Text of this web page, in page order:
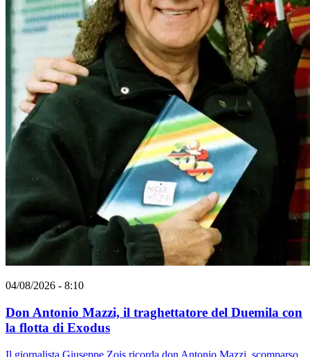
04/08/2026 - 8:10
Don Antonio Mazzi, il traghettatore del Duemila con
la flotta di Exodus
Il giornalista Giuseppe Zois ricorda don Antonio Mazzi, scomparso